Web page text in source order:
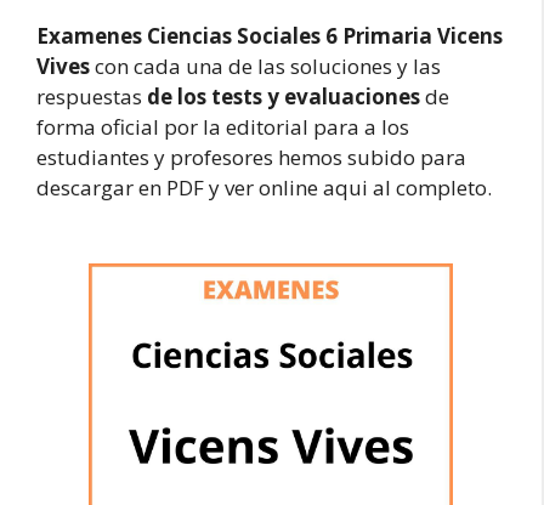
Examenes Ciencias Sociales 6 Primaria Vicens
Vivescon cada una de las soluciones y las
respuestas de los tests y evaluacionesde
forma oficial por la editorial para a los
estudiantes y profesores hemos subido para
descargar en PDF y ver online aqui al completo.